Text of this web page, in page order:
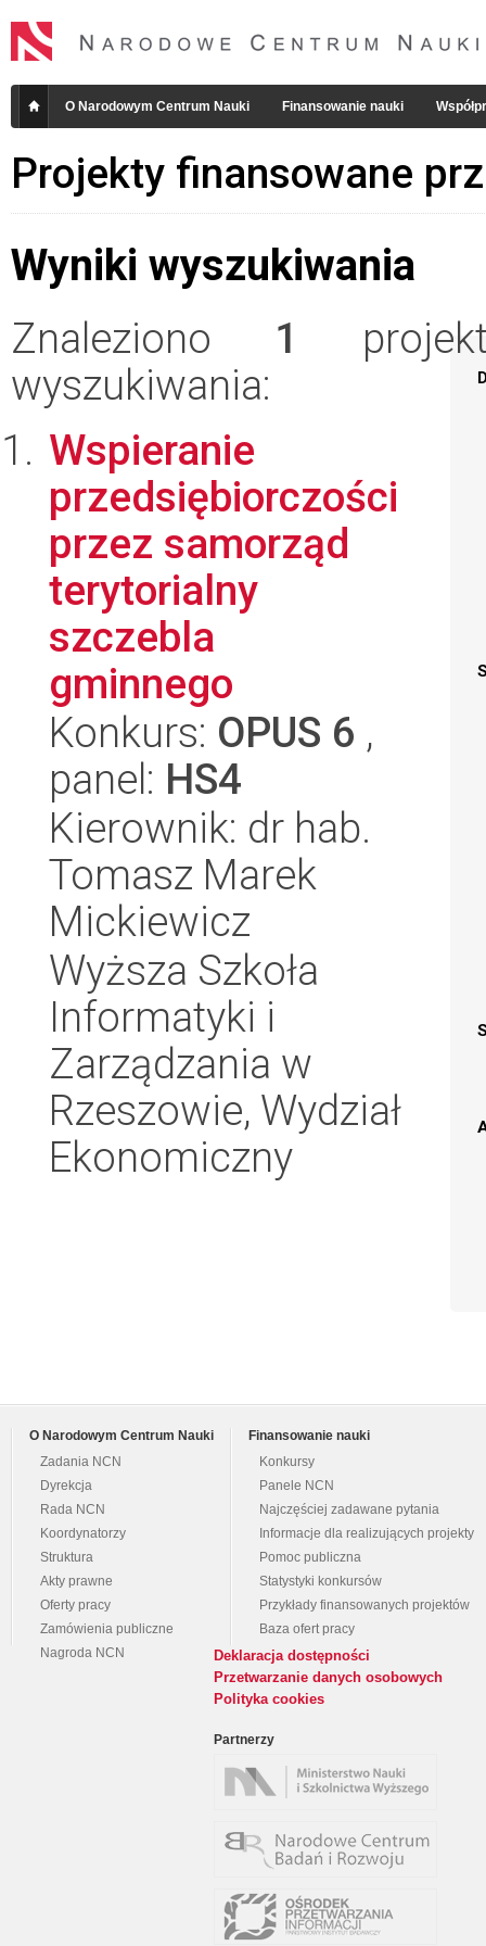
O Narodowym Centrum Nauki Finansowanie nauki
Projekty finansowane
Wyniki wyszukiwania
Znaleziono 1
wyszukiwania:
Wspieranie
przedsiębiorczości
przez samorząd
terytorialny
szczebla
gminnego
Konkurs: OPUS 6 ,
panel: HS4
Kierownik: dr hab.
Tomasz Marek
Mickiewicz
Wyższa Szkoła
Informatyki i
Zarządzania w
Rzeszowie, Wydział
Ekonomiczny
O Narodowym Centrum Nauki
Zadania NCN
Dyrekcja
Rada NCN
Koordynatorzy
Struktura
Akty prawne
Oferty pracy
Zamówienia publiczne
Nagroda NCN
Finansowanie nauki
Konkursy
Panele NCN
Najczęściej zadawane pytania
Informacje dla realizujących projekty
Pomoc publiczna
Statystyki konkursów
Przykłady finansowanych projektów
Baza ofert pracy
Deklaracja dostępności
Przetwarzanie danych osobowych
Polityka cookies
Partnerzy